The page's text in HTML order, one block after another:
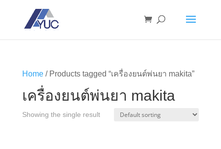
Home/ Products tagged “เครื่องยนต์พ่นยา makita”
เครื่องยนต์พ่นยา makita
Showing the single result